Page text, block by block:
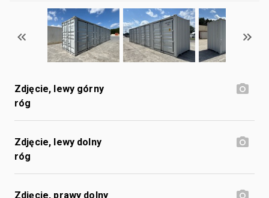
Zdjęcie, lewy górny
róg
Zdjęcie, lewy dolny
róg
Zdjęcie, prawy dolny